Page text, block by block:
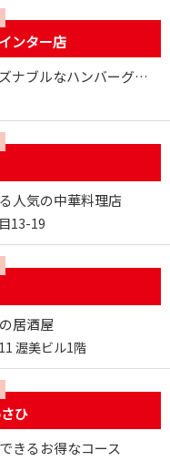
ンター店
絶品ステーキやリーズナブルなハンバーグなど肉料理が楽しめる肉バル
人気の中華料理店
13-19
居酒屋
渥美ビル1階
ひ
きるお得なコース